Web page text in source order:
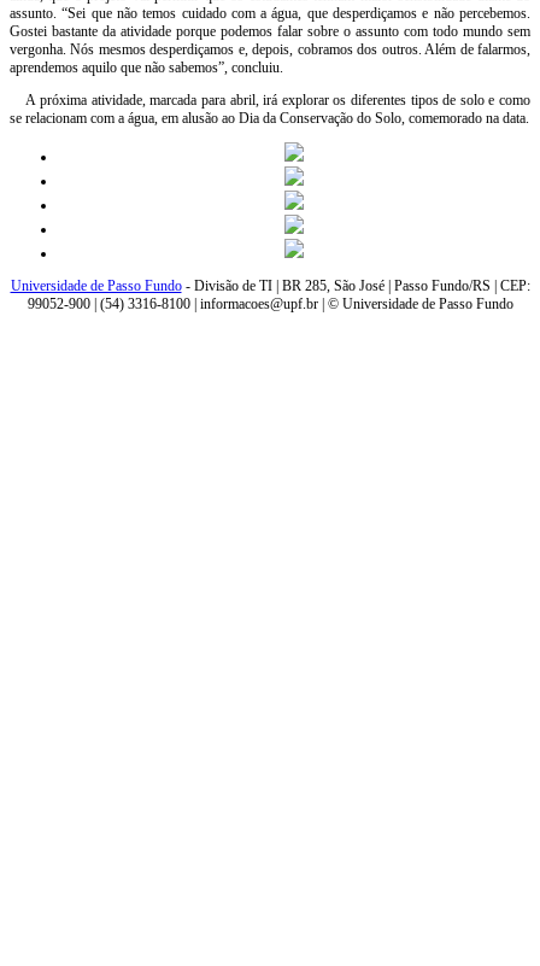
assunto. “Sei que não temos cuidado com a água, que desperdiçamos e não percebemos.
Gostei bastante da atividade porque podemos falar sobre o assunto com todo mundo sem
vergonha. Nós mesmos desperdiçamos e, depois, cobramos dos outros. Além de falarmos,
aprendemos aquilo que não sabemos”, concluiu.
A próxima atividade, marcada para abril, irá explorar os diferentes tipos de solo e como
se relacionam com a água, em alusão ao Dia da Conservação do Solo, comemorado na data.
Universidade de Passo Fundo- Divisão de TI | BR 285, São José | Passo Fundo/RS | CEP:
99052-900 | (54) 3316-8100 | informacoes@upf.br | © Universidade de Passo Fundo